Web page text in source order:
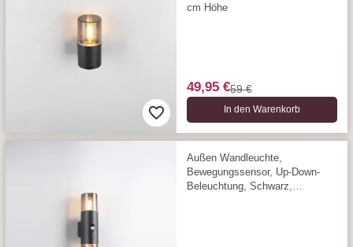
cm Höhe
49,95 €59 €
In den Warenkorb
Außen Wandleuchte,
Bewegungssensor, Up-Down-
Beleuchtung, Schwarz,